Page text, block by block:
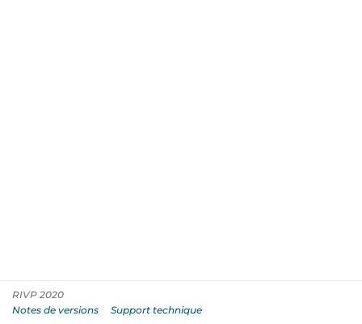
RIVP 2020
Notes de versions
Support technique